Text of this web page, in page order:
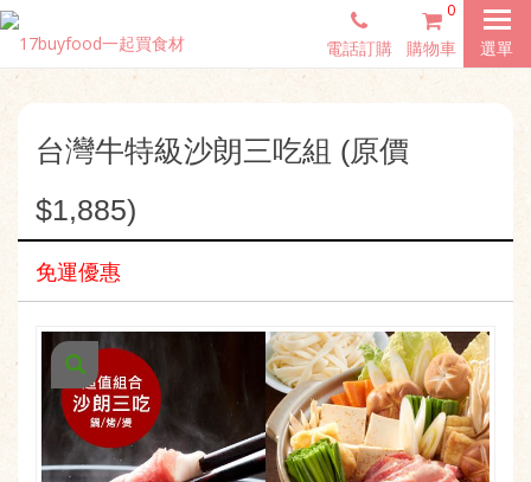
選單
電話訂購
0
購物車
台灣牛特級沙朗三吃組 (原價
$1,885)
免運優惠